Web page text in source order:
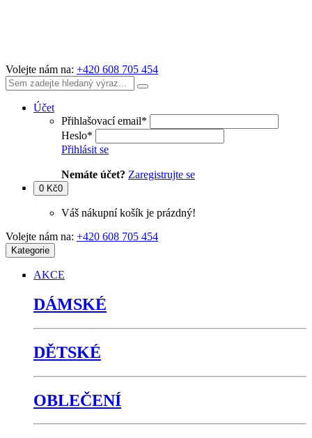
Volejte nám na: +420 608 705 454
Účet
Přihlašovací email*
Heslo*
Přihlásit se
Nemáte účet? Zaregistrujte se
0 Kč0
Váš nákupní košík je prázdný!
Volejte nám na: +420 608 705 454
Kategorie
AKCE
DÁMSKÉ
DĚTSKÉ
OBLEČENÍ